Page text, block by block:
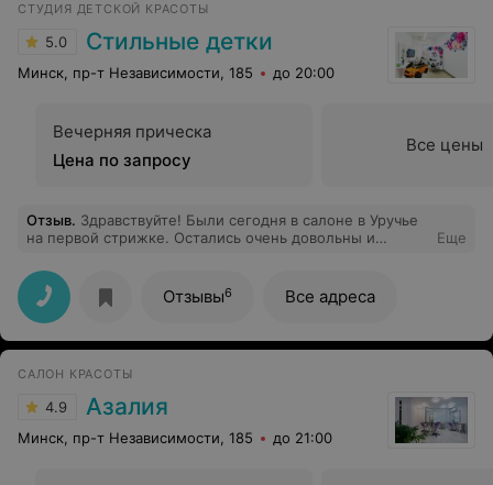
СТУДИЯ ДЕТСКОЙ КРАСОТЫ
5.0 Стильные детки
Минск, пр-т Независимости, 185 до 20:00
Вечерняя прическа
Цена по запросу
Все цены
Отзыв. Здравствуйте! Были сегодня в салоне в Уручье
на первой стрижке. Остались очень довольны и
Елене!
Еще
Отзывы6 Все адреса
САЛОН КРАСОТЫ
4.9 Азалия
Минск, пр-т Независимости, 185 до 21:00